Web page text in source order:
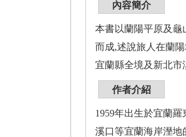
內容簡介
本書以蘭陽平原及龜
而成,述說旅人在蘭
宜蘭縣全境及新北市
作者介紹
1959年出生於宜蘭
溪口等宜蘭海岸溼地